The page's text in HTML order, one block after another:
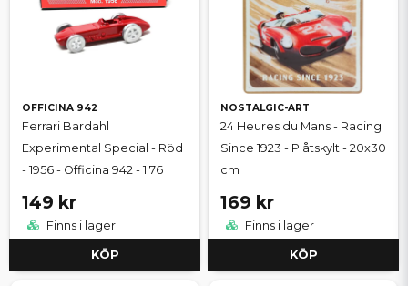
OFFICINA 942
Ferrari Bardahl
Experimental Special - Röd
- 1956 - Officina 942 - 1:76
149 kr
Finns i lager
KÖP
NOSTALGIC-ART
24 Heures du Mans - Racing
Since 1923 - Plåtskylt - 20x30
cm
169 kr
Finns i lager
KÖP